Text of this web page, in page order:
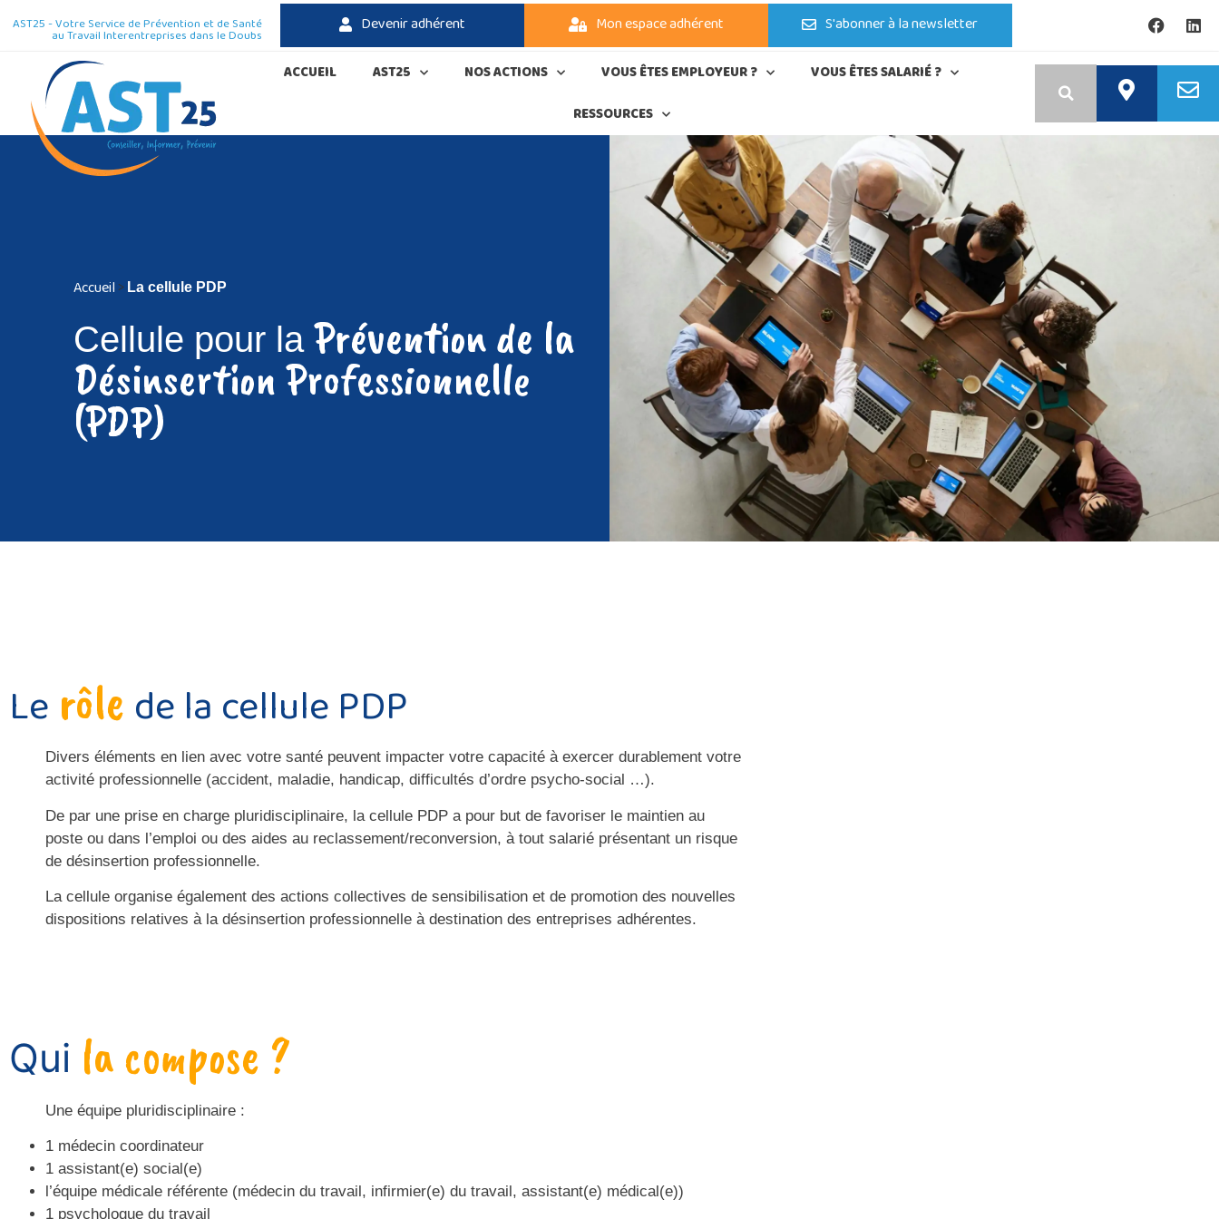
AST25 - Votre Service de Prévention et de Santé
au Travail Interentreprises dans le Doubs Devenir adhérent Mon espace adhérent S'abonner à la newsletter
ACCUEIL AST25 NOS ACTIONS VOUS ÊTES EMPLOYEUR ?
VOUS ÊTES SALARIÉ ?
RESSOURCES
Accueil> La cellule PDP
Cellule pour la Prévention de la
Désinsertion Professionnelle
(PDP)
Le rôle de la cellule PDP
Divers éléments en lien avec votre santé peuvent impacter votre capacité à exercer durablement votre
activité professionnelle (accident, maladie, handicap, difficultés d’ordre psycho-social …).
De par une prise en charge pluridisciplinaire, la cellule PDP a pour but de favoriser le maintien au
poste ou dans l’emploi ou des aides au reclassement/reconversion, à tout salarié présentant un risque
de désinsertion professionnelle.
La cellule organise également des actions collectives de sensibilisation et de promotion des nouvelles
dispositions relatives à la désinsertion professionnelle à destination des entreprises adhérentes.
Qui la compose ?
Une équipe pluridisciplinaire :
1 médecin coordinateur
1 assistant(e) social(e)
l’équipe médicale référente (médecin du travail, infirmier(e) du travail, assistant(e) médical(e))
1 psychologue du travail